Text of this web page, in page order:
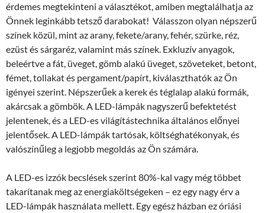
érdemes megtekinteni a választékot, amiben megtalálhatja az
Önnek leginkább tetsző darabokat! Válasszon olyan népszerű
színek közül, mint az arany, fekete/arany, fehér, szürke, réz,
ezüst és sárgaréz, valamint más színek. Exkluzív anyagok,
beleértve a fát, üveget, gömb alakú üveget, szöveteket, betont,
fémet, tollakat és pergament/papírt, kiválaszthatók az Ön
igényei szerint. Népszerűek a kerek és téglalap alakú formák,
akárcsak a gömbök. A LED-lámpák nagyszerű befektetést
jelentenek, és a LED-es világítástechnika általános előnyei
jelentősek. A LED-lámpák tartósak, költséghatékonyak, és
valószínűleg a legjobb megoldás az Ön számára.
A LED-es izzók becslések szerint 80%-kal vagy még többet
takarítanak meg az energiaköltségeken – ez egy nagy érv a
LED-lámpák használata mellett. Egy egész házban ez óriási